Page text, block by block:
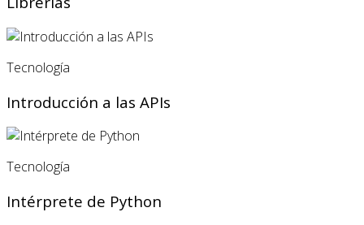
Tecnología
Introducción a las APIs
Tecnología
Intérprete de Python